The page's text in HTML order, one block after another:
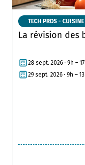
TECH PROS - CUISINE
La révision des
28 sept. 2026 · 9h –
29 sept. 2026 · 9h –